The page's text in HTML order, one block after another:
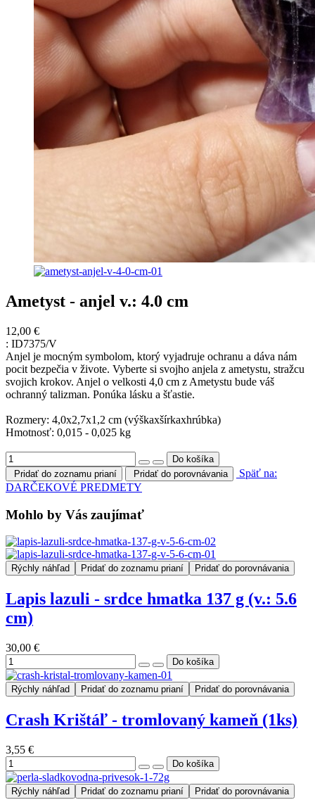
Ametyst - anjel v.: 4.0 cm
12,00 €
: ID7375/V
Anjel je mocným symbolom, ktorý vyjadruje ochranu a dáva nám
pocit bezpečia v živote. Vyberte si svojho anjela z ametystu, stražcu
svojich krokov. Anjel o velkosti 4,0 cm z Ametystu bude váš
ochranný talizman. Ponúka lásku a šťastie.
Rozmery: 4,0x2,7x1,2 cm (výškaxšírkaxhrúbka)
Hmotnosť: 0,015 - 0,025 kg
Pridať do zoznamu prianí Pridať do porovnávania
Späť na:
DARČEKOVÉ PREDMETY
Mohlo by Vás zaujímať
Rýchly náhľad Pridať do zoznamu prianí Pridať do porovnávania
Lapis lazuli - srdce hmatka 137 g (v.: 5.6
cm)
30,00 €
Rýchly náhľad Pridať do zoznamu prianí Pridať do porovnávania
Crash Krištáľ - tromlovaný kameň (1ks)
3,55 €
Rýchly náhľad Pridať do zoznamu prianí Pridať do porovnávania